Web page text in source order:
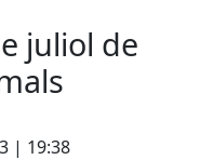
juliol de
| 19:38